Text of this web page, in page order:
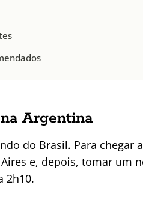
Argentina
do Brasil. Para chegar
e, depois, tomar um
2h10.